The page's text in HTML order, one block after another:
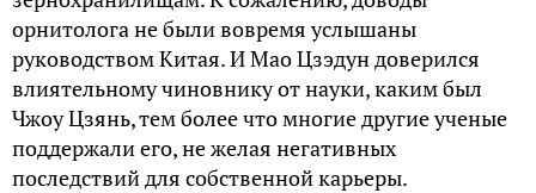
орнитолога не были вовремя услышаны
руководством Китая. И Мао Цзэдун доверился
влиятельному чиновнику от науки, каким был
Чжоу Цзянь, тем более что многие другие ученые
поддержали его, не желая негативных
последствий для собственной карьеры.